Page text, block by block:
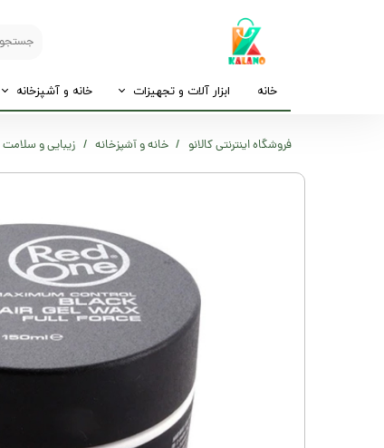
خانه ابزار آلات و تجهیزات خانه و آشپزخانه
فروشگاه اینترنتی کالانو خانه و آشپزخانه زیبایی و سلامت